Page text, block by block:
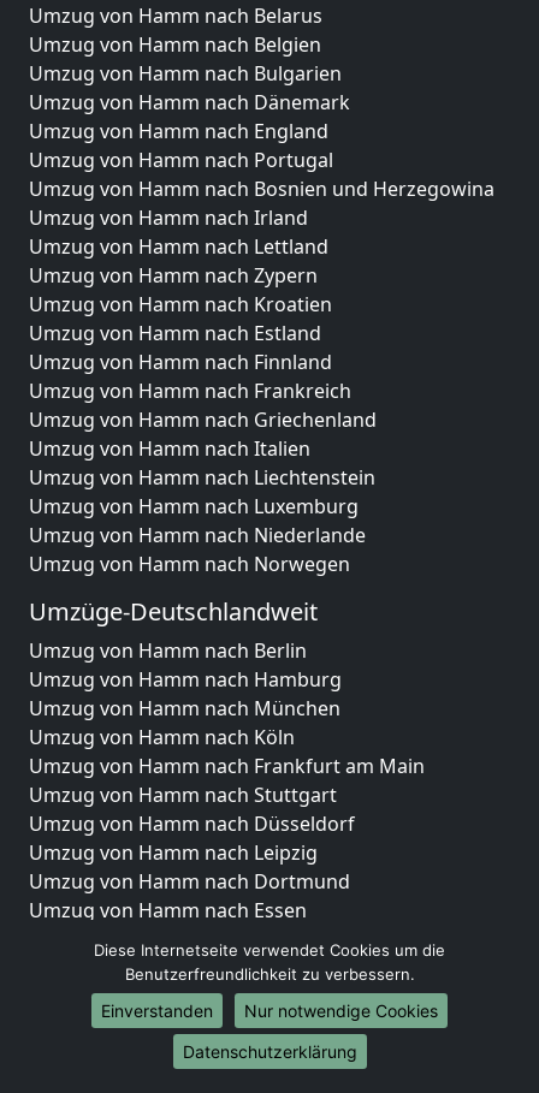
Umzug von Hamm nach Belarus
Umzug von Hamm nach Belgien
Umzug von Hamm nach Bulgarien
Umzug von Hamm nach Dänemark
Umzug von Hamm nach England
Umzug von Hamm nach Portugal
Umzug von Hamm nach Bosnien und Herzegowina
Umzug von Hamm nach Irland
Umzug von Hamm nach Lettland
Umzug von Hamm nach Zypern
Umzug von Hamm nach Kroatien
Umzug von Hamm nach Estland
Umzug von Hamm nach Finnland
Umzug von Hamm nach Frankreich
Umzug von Hamm nach Griechenland
Umzug von Hamm nach Italien
Umzug von Hamm nach Liechtenstein
Umzug von Hamm nach Luxemburg
Umzug von Hamm nach Niederlande
Umzug von Hamm nach Norwegen
Umzüge-Deutschlandweit
Umzug von Hamm nach Berlin
Umzug von Hamm nach Hamburg
Umzug von Hamm nach München
Umzug von Hamm nach Köln
Umzug von Hamm nach Frankfurt am Main
Umzug von Hamm nach Stuttgart
Umzug von Hamm nach Düsseldorf
Umzug von Hamm nach Leipzig
Umzug von Hamm nach Dortmund
Umzug von Hamm nach Essen
Umzug von Hamm nach Bremen
Umzug von Hamm nach Dresden
Umzug von Hamm nach Hannover
Umzug von Hamm nach Nürnberg
Umzug von Hamm nach Duisburg
Diese Internetseite verwendet Cookies um die
Benutzerfreundlichkeit zu verbessern.
Einverstanden
Nur notwendige Cookies
Datenschutzerklärung